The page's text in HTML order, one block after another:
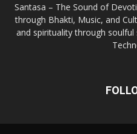
Santasa – The Sound of
through Bhakti, Music, and
and spirituality through